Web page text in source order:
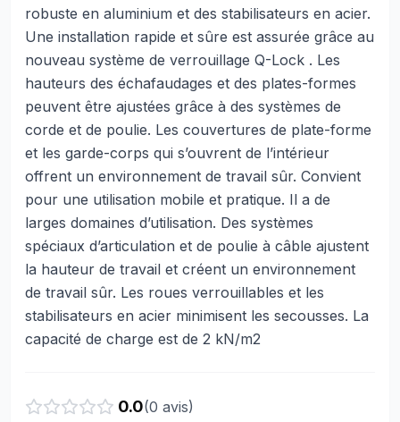
robuste en aluminium et des stabilisateurs en acier.
Une installation rapide et sûre est assurée grâce au
nouveau système de verrouillage Q-Lock . Les
hauteurs des échafaudages et des plates-formes
peuvent être ajustées grâce à des systèmes de
corde et de poulie. Les couvertures de plate-forme
et les garde-corps qui s’ouvrent de l’intérieur
offrent un environnement de travail sûr. Convient
pour une utilisation mobile et pratique. Il a de
larges domaines d’utilisation. Des systèmes
spéciaux d’articulation et de poulie à câble ajustent
la hauteur de travail et créent un environnement
de travail sûr. Les roues verrouillables et les
stabilisateurs en acier minimisent les secousses. La
capacité de charge est de 2 kN/m2
0.0(0 avis)